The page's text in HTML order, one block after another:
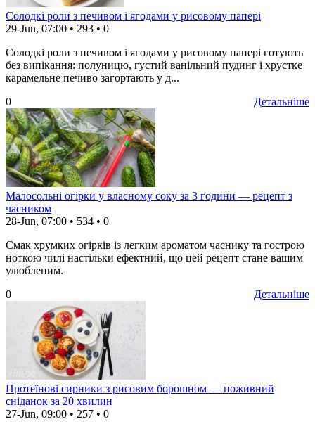
Солодкі роли з печивом і ягодами у рисовому папері
29-Jun, 07:00 • 293 • 0
Солодкі роли з печивом і ягодами у рисовому папері готують
без випікання: полуницю, густий ванільний пудинг і хрустке
карамельне печиво загортають у д...
Детальніше
0
Малосольні огірки у власному соку за 3 години — рецепт з
часником
28-Jun, 07:00 • 534 • 0
Смак хрумких огірків із легким ароматом часнику та гострою
ноткою чилі настільки ефектний, що цей рецепт стане вашим
улюбленим.
Детальніше
0
Протеїнові сирники з рисовим борошном — поживний
сніданок за 20 хвилин
27-Jun, 09:00 • 257 • 0